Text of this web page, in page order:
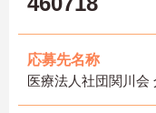
応募先名称
医療法人社団関川